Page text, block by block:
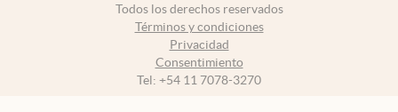
Todos los derechos reservados
Términos y condiciones
Privacidad
Consentimiento
Tel: +54 11 7078-3270